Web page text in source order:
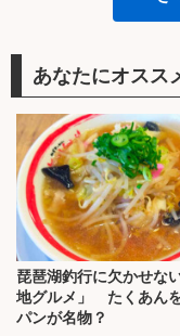
あなたにオスス
琵琶湖釣行に欠かせな
地グルメ」 たくあん
パンが名物？